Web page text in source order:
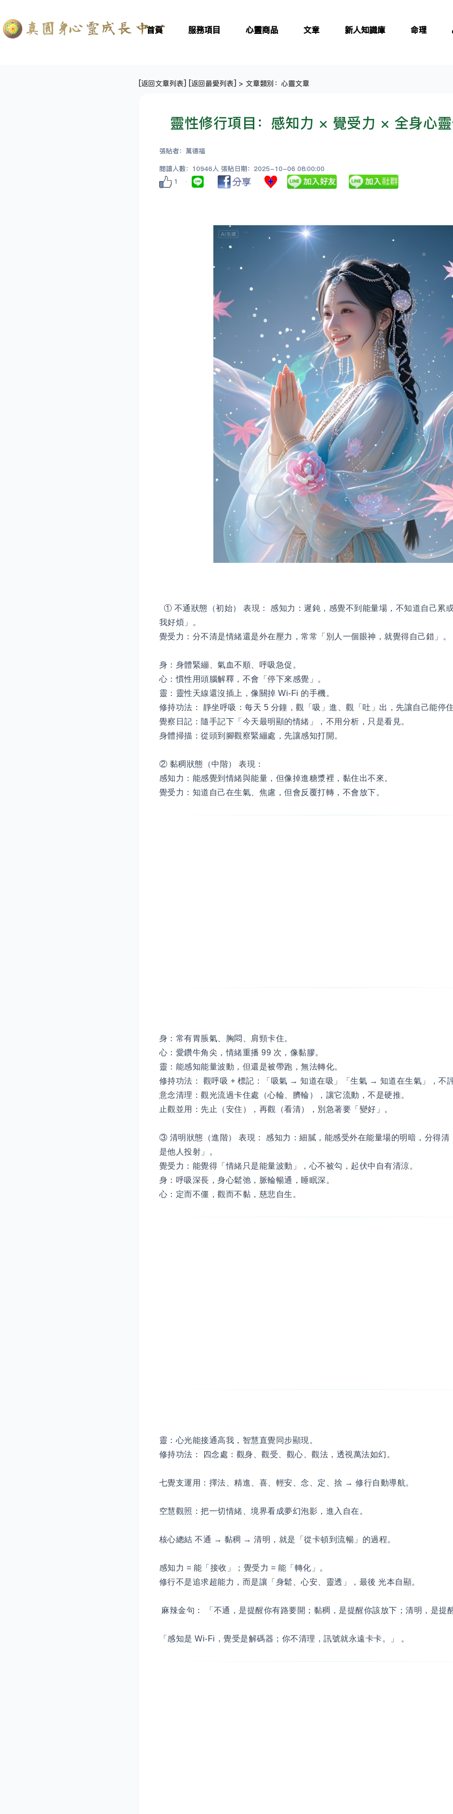
首頁 服務項目 心靈商品 文章 新人知識庫 命理
[返回文章列表] [返回最愛列表] > 文章類別：心靈文章
靈性修行項目：感知力 × 覺受力 × 全身心
張貼者：萬德福
閱讀人數：10946人 張貼日期：2025-10-06 08:00:00
1
① 不通狀態（初始） 表現： 感知力：遲鈍，感覺不到能量場，不知道自己累
我好煩」。
覺受力：分不清是情緒還是外在壓力，常常「別人一個眼神，就覺得自己錯」。
身：身體緊繃、氣血不順、呼吸急促。
心：慣性用頭腦解釋，不會「停下來感覺」。
靈：靈性天線還沒插上，像關掉 Wi-Fi 的手機。
修持功法： 靜坐呼吸：每天 5 分鐘，觀「吸」進、觀「吐」出，先讓自己能停
覺察日記：隨手記下「今天最明顯的情緒」，不用分析，只是看見。
身體掃描：從頭到腳觀察緊繃處，先讓感知打開。
② 黏稠狀態（中階） 表現：
感知力：能感覺到情緒與能量，但像掉進糖漿裡，黏住出不來。
覺受力：知道自己在生氣、焦慮，但會反覆打轉，不會放下。
身：常有胃脹氣、胸悶、肩頸卡住。
心：愛鑽牛角尖，情緒重播 99 次，像黏膠。
靈：能感知能量波動，但還是被帶跑，無法轉化。
修持功法： 觀呼吸 + 標記：「吸氣 → 知道在吸」「生氣 → 知道在生氣」，不
意念清理：觀光流過卡住處（心輪、臍輪），讓它流動，不是硬推。
止觀並用：先止（安住），再觀（看清），別急著要「變好」。
③ 清明狀態（進階） 表現： 感知力：細膩，能感受外在能量場的明暗，分得清
是他人投射」。
覺受力：能覺得「情緒只是能量波動」，心不被勾，起伏中自有清涼。
身：呼吸深長，身心鬆弛，脈輪暢通，睡眠深。
心：定而不僵，觀而不黏，慈悲自生。
靈：心光能接通高我，智慧直覺同步顯現。
修持功法： 四念處：觀身、觀受、觀心、觀法，透視萬法如幻。
七覺支運用：擇法、精進、喜、輕安、念、定、捨 → 修行自動導航。
空慧觀照：把一切情緒、境界看成夢幻泡影，進入自在。
核心總結 不通 → 黏稠 → 清明，就是「從卡頓到流暢」的過程。
感知力 = 能「接收」；覺受力 = 能「轉化」。
修行不是追求超能力，而是讓「身鬆、心安、靈透」，最後 光本自顯。
麻辣金句： 「不通，是提醒你有路要開；黏稠，是提醒你該放下；清明，是提
「感知是 Wi-Fi，覺受是解碼器；你不清理，訊號就永遠卡卡。」 。